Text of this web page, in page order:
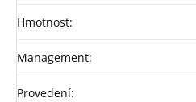
Hmotnost:
Management:
Provedení: